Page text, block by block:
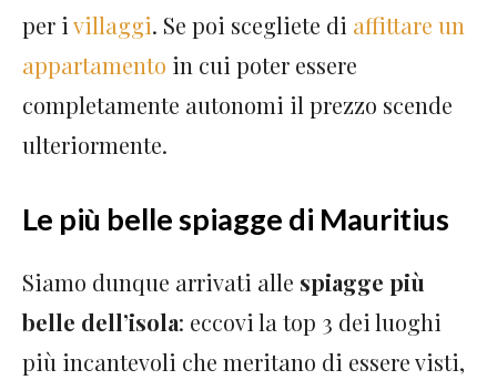
per i villaggi. Se poi scegliete di affittare un
appartamento in cui poter essere
completamente autonomi il prezzo scende
ulteriormente.
Le più belle spiagge di Mauritius
Siamo dunque arrivati alle spiagge più
belle dell’isola: eccovi la top 3 dei luoghi
più incantevoli che meritano di essere visti,